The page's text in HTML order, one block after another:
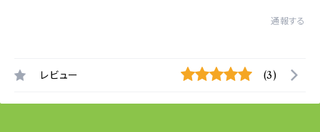
通報する
レビュー (3)